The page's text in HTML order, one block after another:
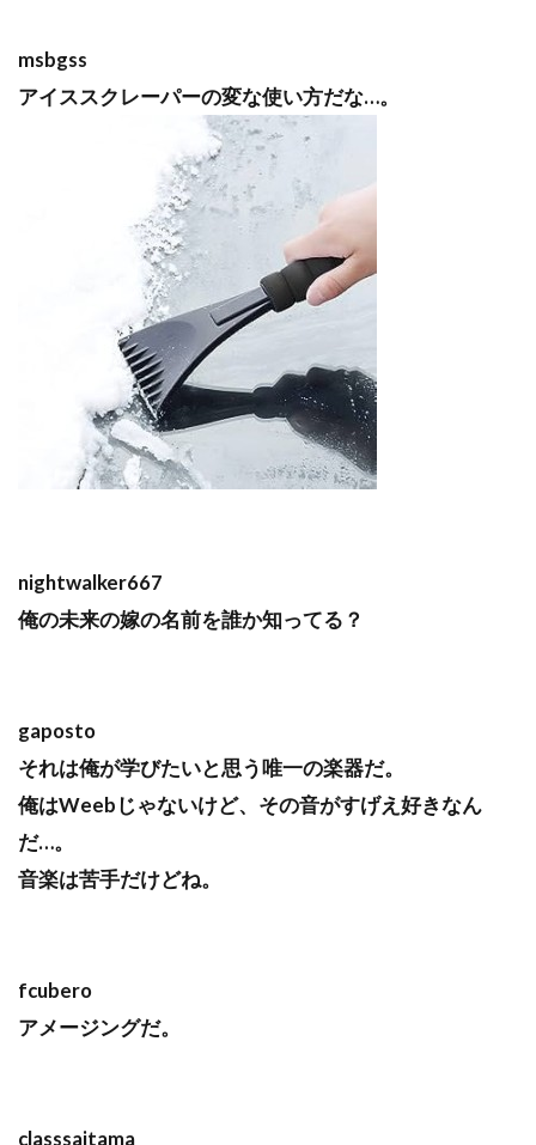
msbgss
アイススクレーパーの変な使い方だな…。
nightwalker667
俺の未来の嫁の名前を誰か知ってる？
gaposto
それは俺が学びたいと思う唯一の楽器だ。
俺はWeebじゃないけど、その音がすげえ好きなん
だ…。
音楽は苦手だけどね。
fcubero
アメージングだ。
classsaitama